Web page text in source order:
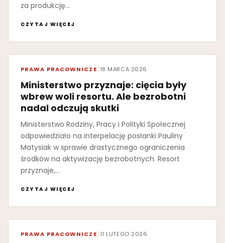
za produkcję…
CZYTAJ WIĘCEJ
PRAWA PRACOWNICZE/18 MARCA 2026
Ministerstwo przyznaje: cięcia były
wbrew woli resortu. Ale bezrobotni
nadal odczują skutki
Ministerstwo Rodziny, Pracy i Polityki Społecznej
odpowiedziało na interpelację posłanki Pauliny
Matysiak w sprawie drastycznego ograniczenia
środków na aktywizację bezrobotnych. Resort
przyznaje,…
CZYTAJ WIĘCEJ
PRAWA PRACOWNICZE/11 LUTEGO 2026